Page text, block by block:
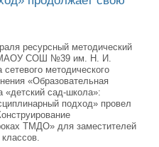
ресурсный методический
СОШ №39 им. Н. И.
методического
«Образовательная
«детский сад-школа»:
подход» провел
ТМДО» для заместителей